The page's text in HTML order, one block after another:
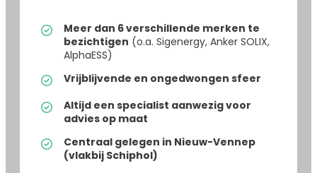
Meer dan 6 verschillende merken te
bezichtigen (o.a. Sigenergy, Anker SOLIX,
AlphaESS)
Vrijblijvende en ongedwongen sfeer
Altijd een specialist aanwezig voor
advies op maat
Centraal gelegen in Nieuw-Vennep
(vlakbij Schiphol)